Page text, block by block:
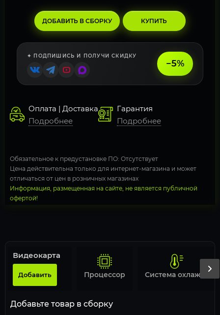
ДОБАВИТЬ В СБОРКУ КУПИТЬ
✦ ПОДПИШИСЬ И ПОЛУЧИ СКИДКУ
−5%
Оплата | Доставка
Подробнее
Гарантия
Подробнее
Обязательное к предустановке ПО: Отсутствует
Цена действительна только для интернет-магазина и может
отличаться от цен в розничных магазинах
Информация, размещенная на сайте, не является публичной
офертой!
Добавьте товар в сборку
Видеокарта
Добавить Процессор